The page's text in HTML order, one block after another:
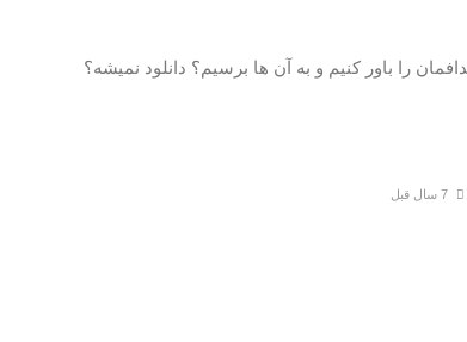
را باور کنیم و به آن ها برسیم؟ دانلود نمیشه؟